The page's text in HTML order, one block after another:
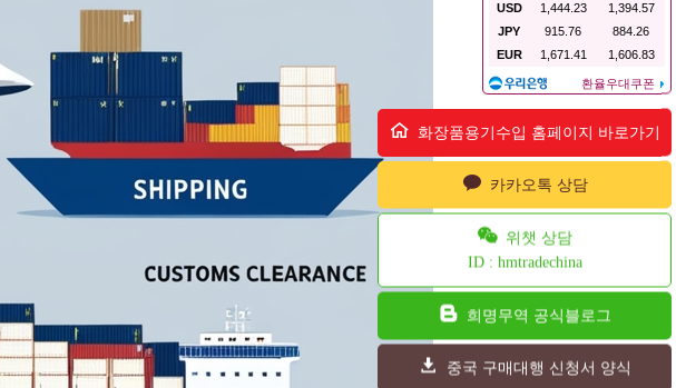
화장품용기수입 홈페이지 바로가기
카카오톡 상담
위챗 상담
ID : hmtradechina
희명무역 공식블로그
중국 구매대행 신청서 양식